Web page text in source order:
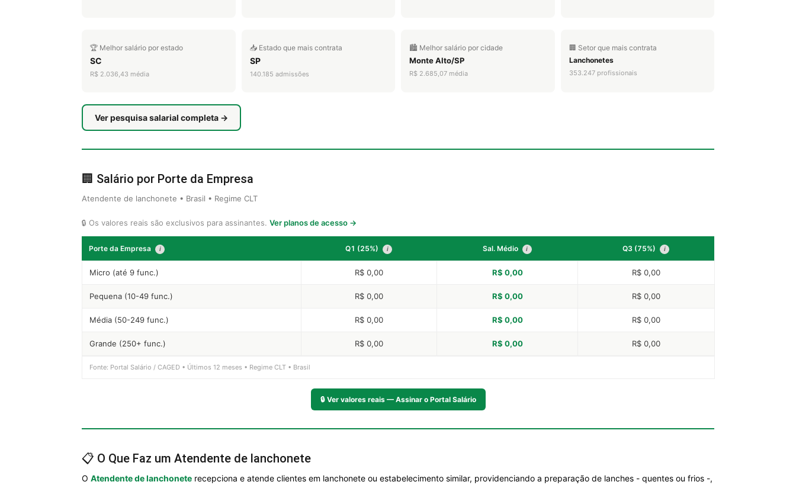
🏆 Melhor salário por estado
SC
R$ 2.036,43 média
📥 Estado que mais contrata
SP
140.185 admissões
🏙️ Melhor salário por cidade
Monte Alto/SP
R$ 2.685,07 média
🏢 Setor que mais contrata
Lanchonetes
353.247 profissionais
Ver pesquisa salarial completa →
🏢 Salário por Porte da Empresa
Atendente de lanchonete • Brasil • Regime CLT
🔒 Os valores reais são exclusivos para assinantes. Ver planos de acesso →
Porte da Empresa i Q1 (25%) i Sal. Médio i Q3 (75%) i
Micro (até 9 func.) R$ 0,00 R$ 0,00 R$ 0,00
Pequena (10-49 func.) R$ 0,00 R$ 0,00 R$ 0,00
Média (50-249 func.) R$ 0,00 R$ 0,00 R$ 0,00
Grande (250+ func.) R$ 0,00 R$ 0,00 R$ 0,00
Fonte: Portal Salário / CAGED • Últimos 12 meses • Regime CLT • Brasil
🔒 Ver valores reais — Assinar o Portal Salário
📋 O Que Faz um Atendente de lanchonete
O Atendente de lanchonete recepciona e atende clientes em lanchonete ou estabelecimento similar, providenciando a preparação de lanches - quentes ou frios -,